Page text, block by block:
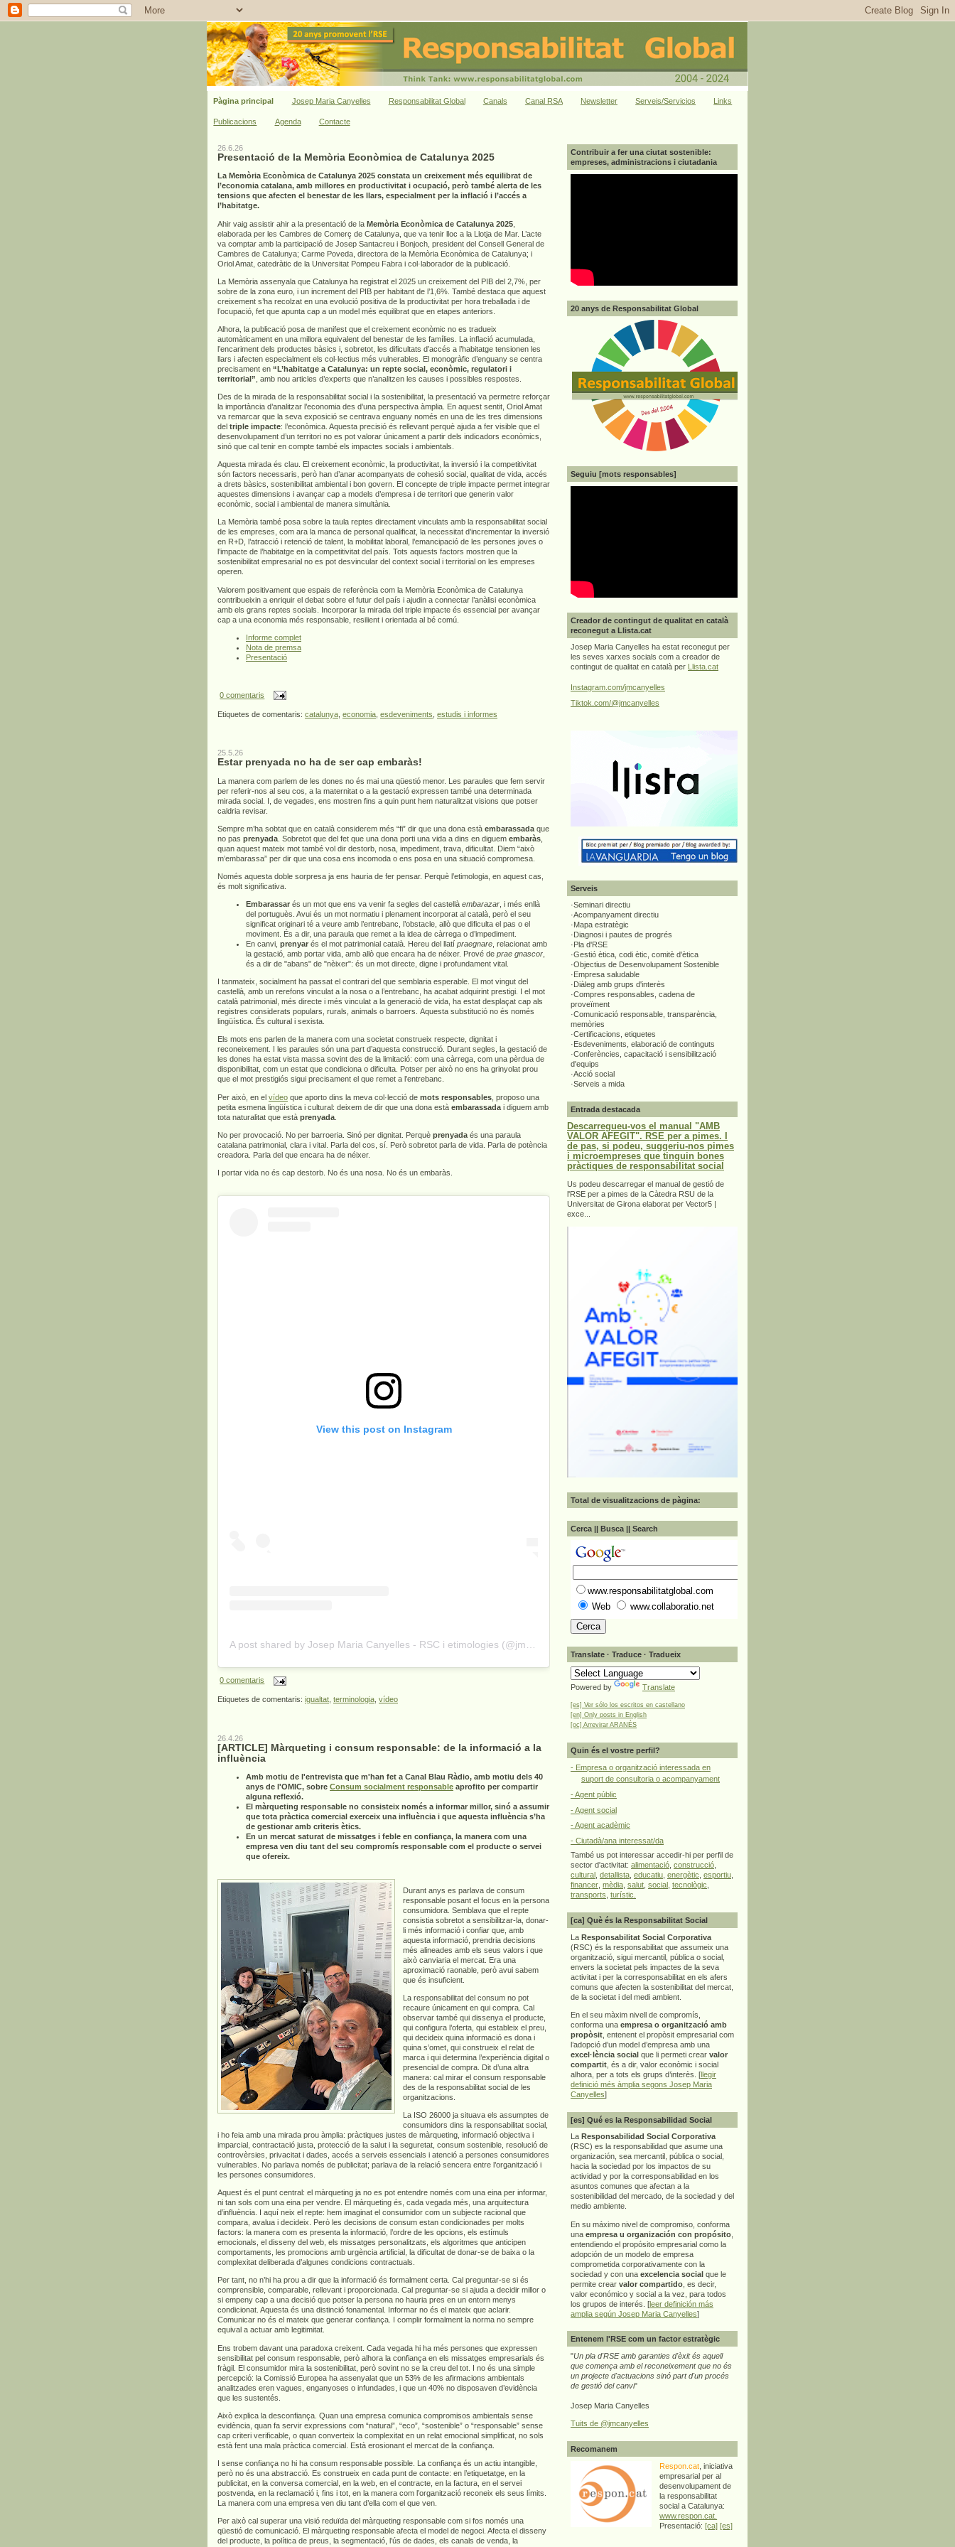
Pàgina principal Josep Maria Canyelles Responsabilitat Global Canals Canal RSA Newsletter Serveis/Servicios Links
Publicacions Agenda Contacte
26.6.26
Presentació de la Memòria Econòmica de Catalunya 2025
La Memòria Econòmica de Catalunya 2025 constata un creixement més equilibrat de
l’economia catalana, amb millores en productivitat i ocupació, però també alerta de les
tensions que afecten el benestar de les llars, especialment per la inflació i l’accés a
l’habitatge.
Ahir vaig assistir ahir a la presentació de la Memòria Econòmica de Catalunya 2025
elaborada per les Cambres de Comerç de Catalunya, que va tenir lloc a la Llotja de Mar. L’acte
va comptar amb la participació de Josep Santacreu i Bonjoch, president del Consell General de
Cambres de Catalunya; Carme Poveda, directora de la Memòria Econòmica de Catalunya; i
Oriol Amat, catedràtic de la Universitat Pompeu Fabra i col·laborador de la publicació.
La Memòria assenyala que Catalunya ha registrat el 2025 un creixement del PIB del 2,7%, per
sobre de la zona euro, i un increment del PIB per habitant de l’1,6%. També destaca que aquest
creixement s’ha recolzat en una evolució positiva de la productivitat per hora treballada i de
l’ocupació, fet que apunta cap a un model més equilibrat que en etapes anteriors.
Alhora, la publicació posa de manifest que el creixement econòmic no es tradueix
automàticament en una millora equivalent del benestar de les famílies. La inflació acumulada,
l’encariment dels productes bàsics i, sobretot, les dificultats d’accés a l’habitatge tensionen les
llars i afecten especialment els col·lectius més vulnerables. El monogràfic d’enguany se centra
precisament en “L’habitatge a Catalunya: un repte social, econòmic, regulatori i
territorial” , amb nou articles d’experts que n’analitzen les causes i possibles respostes.
Des de la mirada de la responsabilitat social i la sostenibilitat, la presentació va permetre reforçar
la importància d’analitzar l’economia des d’una perspectiva àmplia. En aquest sentit, Oriol Amat
va remarcar que la seva exposició se centrava enguany només en una de les tres dimensions
del triple impacte: l’econòmica. Aquesta precisió és rellevant perquè ajuda a fer visible que el
desenvolupament d’un territori no es pot valorar únicament a partir dels indicadors econòmics,
sinó que cal tenir en compte també els impactes socials i ambientals.
Aquesta mirada és clau. El creixement econòmic, la productivitat, la inversió i la competitivitat
són factors necessaris, però han d’anar acompanyats de cohesió social, qualitat de vida, accés
a drets bàsics, sostenibilitat ambiental i bon govern. El concepte de triple impacte permet integrar
aquestes dimensions i avançar cap a models d’empresa i de territori que generin valor
econòmic, social i ambiental de manera simultània.
La Memòria també posa sobre la taula reptes directament vinculats amb la responsabilitat social
de les empreses, com ara la manca de personal qualificat, la necessitat d’incrementar la inversió
en R+D, l’atracció i retenció de talent, la mobilitat laboral, l’emancipació de les persones joves o
l’impacte de l’habitatge en la competitivitat del país. Tots aquests factors mostren que la
sostenibilitat empresarial no es pot desvincular del context social i territorial on les empreses
operen.
Valorem positivament que espais de referència com la Memòria Econòmica de Catalunya
contribueixin a enriquir el debat sobre el futur del país i ajudin a connectar l’anàlisi econòmica
amb els grans reptes socials. Incorporar la mirada del triple impacte és essencial per avançar
cap a una economia més responsable, resilient i orientada al bé comú.
Informe complet
Nota de premsa
Presentació
0 comentaris
Etiquetes de comentaris: catalunya economia esdeveniments estudis i informes
25.5.26
Estar prenyada no ha de ser cap embaràs!
La manera com parlem de les dones no és mai una qüestió menor. Les paraules que fem servir
per referir-nos al seu cos, a la maternitat o a la gestació expressen també una determinada
mirada social. I, de vegades, ens mostren fins a quin punt hem naturalitzat visions que potser
caldria revisar.
Sempre m’ha sobtat que en català considerem més “fi” dir que una dona està embarassada que
no pas prenyada . Sobretot que del fet que una dona porti una vida a dins en diguem embaràs
quan aquest mateix mot també vol dir destorb, nosa, impediment, trava, dificultat. Diem “això
m’embarassa” per dir que una cosa ens incomoda o ens posa en una situació compromesa.
Només aquesta doble sorpresa ja ens hauria de fer pensar. Perquè l’etimologia, en aquest cas,
és molt significativa.
Embarassar és un mot que ens va venir fa segles del castellà embarazar , i més enllà
del portuguès. Avui és un mot normatiu i plenament incorporat al català, però el seu
significat originari té a veure amb l’entrebanc, l’obstacle, allò que dificulta el pas o el
moviment. És a dir, una paraula que remet a la idea de càrrega o d’impediment.
En canvi, prenyar és el mot patrimonial català. Hereu del llatí praegnare , relacionat amb
la gestació, amb portar vida, amb allò que encara ha de néixer. Prové de prae gnascor
és a dir de "abans" de "nèixer": és un mot directe, digne i profundament vital.
I tanmateix, socialment ha passat el contrari del que semblaria esperable. El mot vingut del
castellà, amb un rerefons vinculat a la nosa o a l’entrebanc, ha acabat adquirint prestigi. I el mot
català patrimonial, més directe i més vinculat a la generació de vida, ha estat desplaçat cap als
registres considerats populars, rurals, animals o barroers. Aquesta substitució no és només
lingüística. És cultural i sexista.
Els mots ens parlen de la manera com una societat construeix respecte, dignitat i
reconeixement. I les paraules són una part d’aquesta construcció. Durant segles, la gestació de
les dones ha estat vista massa sovint des de la limitació: com una càrrega, com una pèrdua de
disponibilitat, com un estat que condiciona o dificulta. Potser per això no ens ha grinyolat prou
que el mot prestigiós sigui precisament el que remet a l’entrebanc.
Per això, en el vídeo que aporto dins la meva col·lecció de mots responsables , proposo una
petita esmena lingüística i cultural: deixem de dir que una dona està embarassada i diguem amb
tota naturalitat que està prenyada
No per provocació. No per barroeria. Sinó per dignitat. Perquè prenyada és una paraula
catalana patrimonial, clara i vital. Parla del cos, sí. Però sobretot parla de vida. Parla de potència
creadora. Parla del que encara ha de néixer.
I portar vida no és cap destorb. No és una nosa. No és un embaràs.
View this post on Instagram
A post shared by Josep Maria Canyelles - RSC i etimologies (@jmcanyelles)
0 comentaris
Etiquetes de comentaris: igualtat terminologia vídeo
26.4.26
[ARTICLE] Màrqueting i consum responsable: de la informació a la
influència
Amb motiu de l'entrevista que m'han fet a Canal Blau Ràdio, amb motiu dels 40
anys de l'OMIC, sobre Consum socialment responsable aprofito per compartir
alguna reflexió.
El màrqueting responsable no consisteix només a informar millor, sinó a assumir
que tota pràctica comercial exerceix una influència i que aquesta influència s’ha
de gestionar amb criteris ètics.
En un mercat saturat de missatges i feble en confiança, la manera com una
empresa ven diu tant del seu compromís responsable com el producte o servei
que ofereix.
Durant anys es parlava de consum
responsable posant el focus en la persona
consumidora. Semblava que el repte
consistia sobretot a sensibilitzar-la, donar-
li més informació i confiar que, amb
aquesta informació, prendria decisions
més alineades amb els seus valors i que
això canviaria el mercat. Era una
aproximació raonable, però avui sabem
que és insuficient.
La responsabilitat del consum no pot
recaure únicament en qui compra. Cal
observar també qui dissenya el producte,
qui configura l’oferta, qui estableix el preu,
qui decideix quina informació es dona i
quina s’omet, qui construeix el relat de
marca i qui determina l’experiència digital o
presencial de compra. Dit d’una altra
manera: cal mirar el consum responsable
des de la responsabilitat social de les
organitzacions.
La ISO 26000 ja situava els assumptes de
consumidors dins la responsabilitat social,
i ho feia amb una mirada prou àmplia: pràctiques justes de màrqueting, informació objectiva i
imparcial, contractació justa, protecció de la salut i la seguretat, consum sostenible, resolució de
controvèrsies, privacitat i dades, accés a serveis essencials i atenció a persones consumidores
vulnerables. No parlava només de publicitat; parlava de la relació sencera entre l’organització i
les persones consumidores.
Aquest és el punt central: el màrqueting ja no es pot entendre només com una eina per informar,
ni tan sols com una eina per vendre. El màrqueting és, cada vegada més, una arquitectura
d’influència. I aquí neix el repte: hem imaginat el consumidor com un subjecte racional que
compara, avalua i decideix. Però les decisions de consum estan condicionades per molts
factors: la manera com es presenta la informació, l’ordre de les opcions, els estímuls
emocionals, el disseny del web, els missatges personalitzats, els algoritmes que anticipen
comportaments, les promocions amb urgència artificial, la dificultat de donar-se de baixa o la
complexitat deliberada d’algunes condicions contractuals.
Per tant, no n’hi ha prou a dir que la informació és formalment certa. Cal preguntar-se si és
comprensible, comparable, rellevant i proporcionada. Cal preguntar-se si ajuda a decidir millor o
si empeny cap a una decisió que potser la persona no hauria pres en un entorn menys
condicionat. Aquesta és una distinció fonamental. Informar no és el mateix que aclarir.
Comunicar no és el mateix que generar confiança. I complir formalment la norma no sempre
equival a actuar amb legitimitat.
Ens trobem davant una paradoxa creixent. Cada vegada hi ha més persones que expressen
sensibilitat pel consum responsable, però alhora la confiança en els missatges empresarials és
fràgil. El consumidor mira la sostenibilitat, però sovint no se la creu del tot. I no és una simple
percepció: la Comissió Europea ha assenyalat que un 53% de les afirmacions ambientals
analitzades eren vagues, enganyoses o infundades, i que un 40% no disposaven d’evidència
que les sustentés.
Això explica la desconfiança. Quan una empresa comunica compromisos ambientals sense
evidència, quan fa servir expressions com “natural”, “eco”, “sostenible” o “responsable” sense
cap criteri verificable, o quan converteix la complexitat en un relat emocional simplificat, no sols
està fent una mala pràctica comercial. Està erosionant el mercat de la confiança.
I sense confiança no hi ha consum responsable possible. La confiança és un actiu intangible,
però no és una abstracció. Es construeix en cada punt de contacte: en l’etiquetatge, en la
publicitat, en la conversa comercial, en la web, en el contracte, en la factura, en el servei
postvenda, en la reclamació i, fins i tot, en la manera com l’organització reconeix els seus límits.
La manera com una empresa ven diu tant d’ella com el que ven.
Per això cal superar una visió reduïda del màrqueting responsable com si fos només una
qüestió de comunicació. El màrqueting responsable afecta el model de negoci. Afecta el disseny
del producte, la política de preus, la segmentació, l’ús de dades, els canals de venda, la
Contribuir a fer una ciutat sostenible:
empreses, administracions i ciutadania
20 anys de Responsabilitat Global
Seguiu [mots responsables]
Creador de contingut de qualitat en català
reconegut a Llista.cat
Josep Maria Canyelles ha estat reconegut per
les seves xarxes socials com a creador de
contingut de qualitat en català per
Llista.cat
Instagram.com/jmcanyelles
Tiktok.com/@jmcanyelles
Serveis
·Seminari directiu
·Acompanyament directiu
·Mapa estratègic
·Diagnosi i pautes de progrés
·Pla d'RSE
·Gestió ètica, codi ètic, comitè d'ètica
·Objectius de Desenvolupament Sostenible
·Empresa saludable
·Diàleg amb grups d'interès
·Compres responsables, cadena de
proveïment
·Comunicació responsable, transparència,
memòries
·Certificacions, etiquetes
·Esdeveniments, elaboració de continguts
·Conferències, capacitació i sensibilització
d'equips
·Acció social
·Serveis a mida
Entrada destacada
Descarregueu-vos el manual "AMB
VALOR AFEGIT". RSE per a pimes. I
de pas, si podeu, suggeriu-nos pimes
i microempreses que tinguin bones
pràctiques de responsabilitat social
Us podeu descarregar el manual de gestió de
l'RSE per a pimes de la Càtedra RSU de la
Universitat de Girona elaborat per Vector5 |
exce...
Total de visualitzacions de pàgina:
Cerca || Busca || Search
www.responsabilitatglobal.com
Web
www.collaboratio.net
Translate · Traduce · Tradueix
Powered by Translate
[es] Ver sólo los escritos en castellano
[en] Only posts in English
[oc] Arrevirar ARANÉS
Quin és el vostre perfil?
- Empresa o organització interessada en
suport de consultoria o acompanyament
- Agent públic
- Agent social
- Agent acadèmic
- Ciutadà/ana interessat/da
També us pot interessar accedir-hi per perfil de
sector d'activitat: alimentació construcció
cultural
detallista educatiu energètic esportiu
financer mèdia salut social tecnològic
transports turístic.
[ca] Què és la Responsabilitat Social
La Responsabilitat Social Corporativa
(RSC) és la responsabilitat que assumeix una
organització, sigui mercantil, pública o social,
envers la societat pels impactes de la seva
activitat i per la corresponsabilitat en els afers
comuns que afecten la sostenibilitat del mercat,
de la societat i del medi ambient.
En el seu màxim nivell de compromís,
conforma una empresa o organització amb
propòsit , entenent el propòsit empresarial com
l’adopció d’un model d’empresa amb una
excel·lència social que li permeti crear valor
compartit , és a dir, valor econòmic i social
alhora, per a tots els grups d’interès. [llegir
definició més àmplia segons Josep Maria
Canyelles]
[es] Qué es la Responsabilidad Social
La Responsabilidad Social Corporativa
(RSC) es la responsabilidad que asume una
organización, sea mercantil, pública o social,
hacia la sociedad por los impactos de su
actividad y por la corresponsabilidad en los
asuntos comunes que afectan a la
sostenibilidad del mercado, de la sociedad y del
medio ambiente.
En su máximo nivel de compromiso, conforma
una empresa u organización con propósito
entendiendo el propósito empresarial como la
adopción de un modelo de empresa
comprometida corporativamente con la
sociedad y con una excelencia social que le
permite crear valor compartido , es decir,
valor económico y social a la vez, para todos
los grupos de interés. [leer definición más
amplia según Josep Maria Canyelles]
Entenem l'RSE com un factor estratègic
"Un pla d'RSE amb garanties d'èxit és aquell
que comença amb el reconeixement que no és
un projecte d'actuacions sinó part d'un procés
de gestió del canvi"
Josep Maria Canyelles
Tuits de @jmcanyelles
Recomanem
Respon.cat , iniciativa
empresarial per al
desenvolupament de
la responsabilitat
social a Catalunya:
www.respon.cat.
Presentació:[ca] [es]